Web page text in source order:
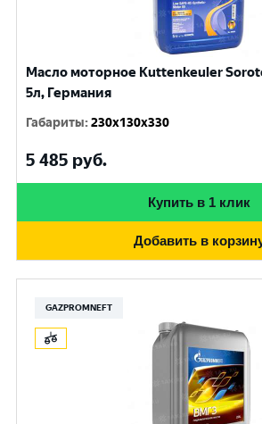
Масло моторное Kuttenkeuler
5л, Германия
Габариты:230x130x330
5 485 руб.
Купить в 1 клик
Добавить в
GAZPROMNEFT